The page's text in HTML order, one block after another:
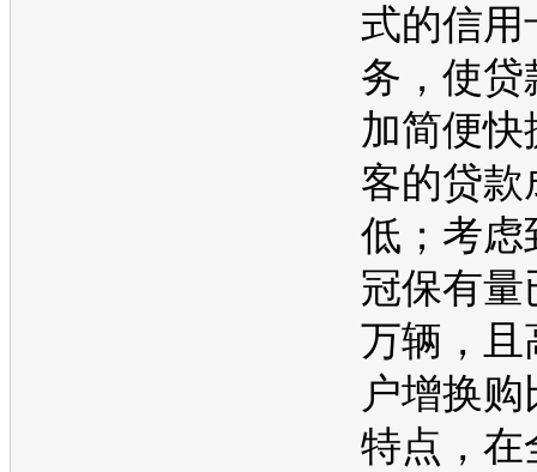
式的信用
务，使贷
加简便快
客的贷款
低；考虑
冠保有量
万辆，且
户增换
特点，在